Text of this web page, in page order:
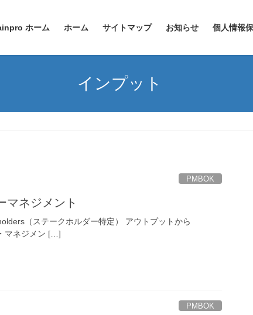
ホーム ホーム サイトマップ お知らせ 個人情報
インプット
PMBOK
ネジメント
（ステークホルダー特定） アウトプットから
マネジメン […]
PMBOK